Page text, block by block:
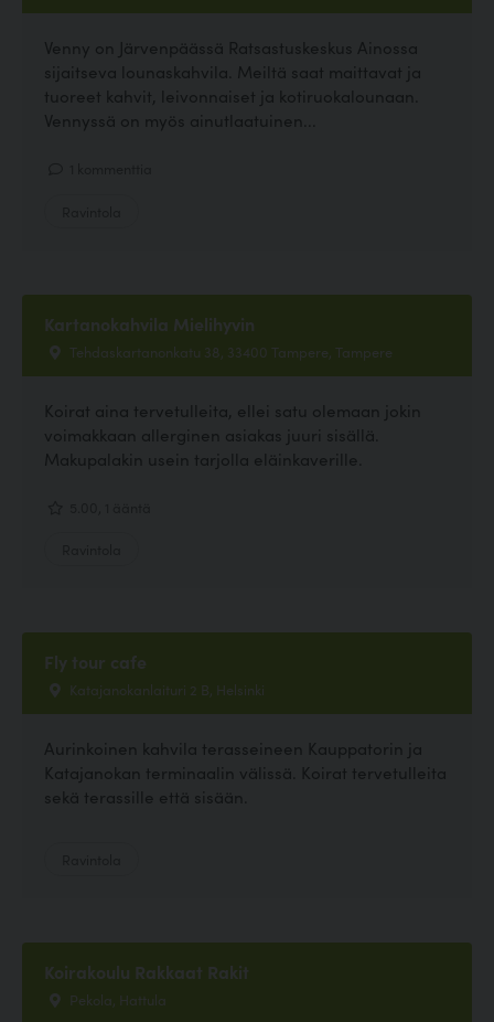
Venny on Järvenpäässä Ratsastuskeskus Ainossa
sijaitseva lounaskahvila. Meiltä saat maittavat ja
tuoreet kahvit, leivonnaiset ja kotiruokalounaan.
Vennyssä on myös ainutlaatuinen...
Kartanokahvila Mielihyvin
Tehdaskartanonkatu 38, 33400 Tampere, Tampere
Koirat aina tervetulleita, ellei satu olemaan jokin
voimakkaan allerginen asiakas juuri sisällä.
Makupalakin usein tarjolla eläinkaverille.
Fly tour cafe
Katajanokanlaituri 2 B, Helsinki
Aurinkoinen kahvila terasseineen Kauppatorin ja
Katajanokan terminaalin välissä. Koirat tervetulleita
sekä terassille että sisään.
Koirakoulu Rakkaat Rakit
Pekola, Hattula